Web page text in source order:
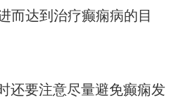
而达到治疗癫痫病的目
还要注意尽量避免癫痫发